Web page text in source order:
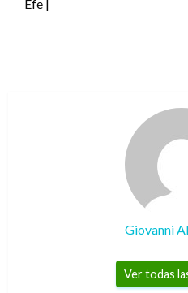
Efe |
Giovanni
Ver todas